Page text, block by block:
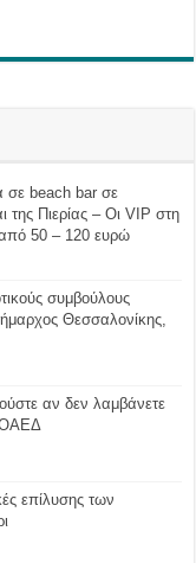
σε beach bar σε
της Πιερίας – Οι VIP στη
από 50 – 120 ευρώ
συμβούλους
Θεσσαλονίκης,
αν δεν λαμβάνετε
ΟΑΕΔ
επίλυσης των